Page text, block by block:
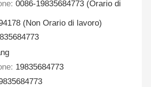
0086-19835684773 (Orario di
(Non Orario di lavoro)
19835684773